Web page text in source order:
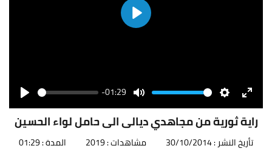
Play
Play
Seek -01:29
Mute
Volume
SettingsEnter
راية ثورية من مجاهدي ديالى الى حامل لواء الحسين
تأريخ النشر : 30/10/2014 مشاهدات : 2019 المدة : 01:29